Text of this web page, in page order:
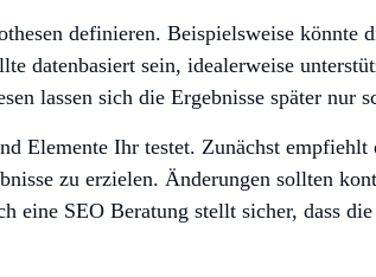
definieren. Beispielsweise könnte
datenbasiert sein, idealerweise
lassen sich die Ergebnisse später nur
Elemente Ihr testet. Zunächst
zu erzielen. Änderungen sollten
eine SEO Beratung stellt sicher, dass